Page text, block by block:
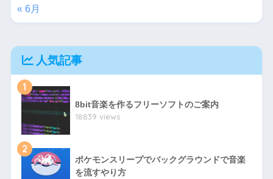
« 6月
人気記事
1
8bit音楽を作るフリーソフトのご案内
18839 views
2
ポケモンスリープでバックグラウンドで音楽
を流すやり方